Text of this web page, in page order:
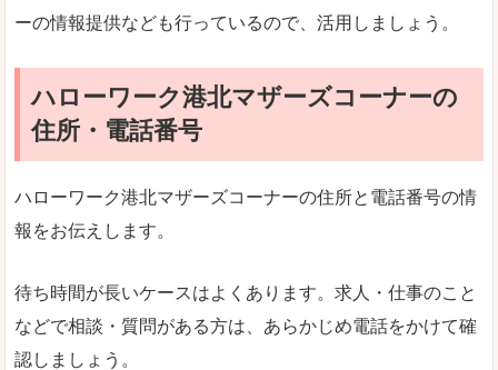
ーの情報提供なども行っているので、活用しましょう。
ハローワーク港北マザーズコーナーの
住所・電話番号
ハローワーク港北マザーズコーナーの住所と電話番号の情
報をお伝えします。
待ち時間が長いケースはよくあります。求人・仕事のこと
などで相談・質問がある方は、あらかじめ電話をかけて確
認しましょう。